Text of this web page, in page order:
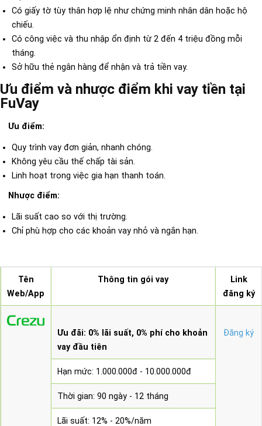
Có giấy tờ tùy thân hợp lệ như chứng minh nhân dân hoặc hộ
chiếu.
Có công việc và thu nhập ổn định từ 2 đến 4 triệu đồng mỗi
tháng.
Sở hữu thẻ ngân hàng để nhận và trả tiền vay.
Ưu điểm và nhược điểm khi vay tiền tại
FuVay
Ưu điểm:
Quy trình vay đơn giản, nhanh chóng.
Không yêu cầu thế chấp tài sản.
Linh hoạt trong việc gia hạn thanh toán.
Nhược điểm:
Lãi suất cao so với thị trường.
Chỉ phù hợp cho các khoản vay nhỏ và ngắn hạn.
Tên
Web/App
Thông tin gói vay
Link
đăng ký
Ưu đãi: 0% lãi suất, 0% phí cho khoản
vay đầu tiên
Đăng ký
Hạn mức: 1.000.000đ - 10.000.000đ
Thời gian: 90 ngày - 12 tháng
Lãi suất: 12% - 20%/năm